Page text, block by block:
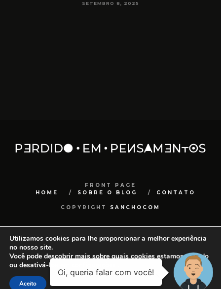
SETEMBRO 8, 2025
FRONT PAGE
HOME
SOBRE O BLOG CONTATO
COPYRIGHT SANCHOCOM
Utilizamos cookies para lhe proporcionar a melhor experiência
no nosso site.
Você pode descobrir mais sobre quais cookies estamos usando
ou desativá-los em
Aceito